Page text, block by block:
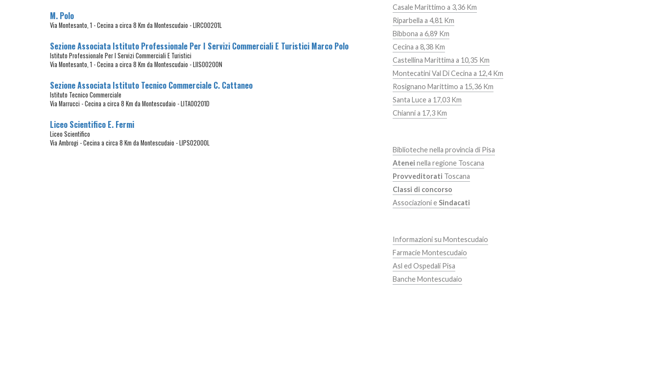
M. Polo
Via Montesanto, 1 - Cecina a circa 8 Km da Montescudaio - LIRC00201L
Sezione Associata Istituto Professionale Per I Servizi Commerciali E Turistici Marco Polo
Istituto Professionale Per I Servizi Commerciali E Turistici
Via Montesanto, 1 - Cecina a circa 8 Km da Montescudaio - LIIS00200N
Sezione Associata Istituto Tecnico Commerciale C. Cattaneo
Istituto Tecnico Commerciale
Via Marrucci - Cecina a circa 8 Km da Montescudaio - LITA00201D
Liceo Scientifico E. Fermi
Liceo Scientifico
Via Ambrogi - Cecina a circa 8 Km da Montescudaio - LIPS02000L
Casale Marittimo a 3,36 Km
Riparbella a 4,81 Km
Bibbona a 6,89 Km
Cecina a 8,38 Km
Castellina Marittima a 10,35 Km
Montecatini Val Di Cecina a 12,4 Km
Rosignano Marittimo a 15,36 Km
Santa Luce a 17,03 Km
Chianni a 17,3 Km
Biblioteche nella provincia di Pisa
Atenei nella regione Toscana
Provveditorati Toscana
Classi di concorso
Associazioni eSindacati
Informazioni su Montescudaio
Farmacie Montescudaio
Asl ed Ospedali Pisa
Banche Montescudaio